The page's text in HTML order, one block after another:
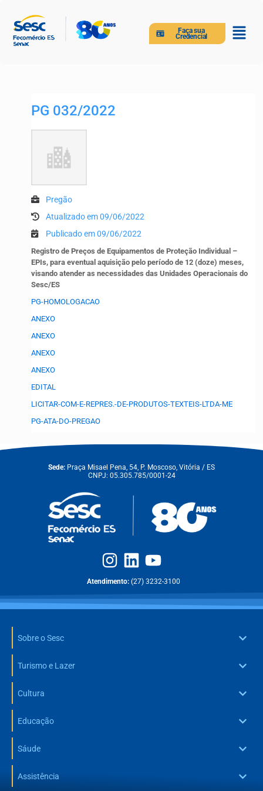
Faça sua
Credencial
PG 032/2022
Pregão
Atualizado em 09/06/2022
Publicado em 09/06/2022
Registro de Preços de Equipamentos de Proteção Individual –
EPIs, para eventual aquisição pelo período de 12 (doze) meses,
visando atender as necessidades das Unidades Operacionais do
Sesc/ES
PG-HOMOLOGACAO
ANEXO
ANEXO
ANEXO
ANEXO
EDITAL
LICITAR-COM-E-REPRES.-DE-PRODUTOS-TEXTEIS-LTDA-ME
PG-ATA-DO-PREGAO
Sede: Praça Misael Pena, 54, P. Moscoso, Vitória / ES
CNPJ: 05.305.785/0001-24
Atendimento: (27) 3232-3100
Sobre o Sesc
Turismo e Lazer
Cultura
Educação
Sáude
Assistência